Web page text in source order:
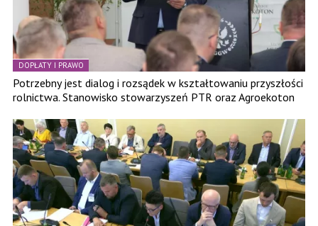
DOPŁATY I PRAWO
Potrzebny jest dialog i rozsądek w kształtowaniu przyszłości
rolnictwa. Stanowisko stowarzyszeń PTR oraz Agroekoton